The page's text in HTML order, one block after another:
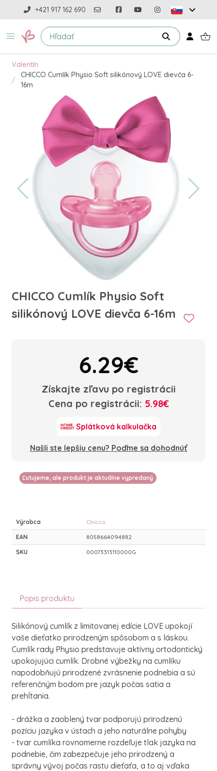
+421 917 162 690
Valentín
CHICCO Cumlík Physio Soft silikónový LOVE dievča 6-
16m
CHICCO Cumlík Physio Soft
silikónový LOVE dievča 6-16m
6.29€
Získajte zľavu po registrácii
Cena po registrácii: 5.98€
Splátková kalkulačka
Našli ste lepšiu cenu? Poďme sa dohodnúť
Ľutujeme, ale produkt je aktuálne vypredaný
Výrobca Chicco
EAN 8058664094882
SKU 00073313110000G
Popis produktu
Silikónový cumlík z limitovanej edície LOVE upokojí
vaše dieťatko prirodzeným spôsobom a s láskou.
Cumlík rady Physio predstavuje aktívny ortodontický
upokojujúci cumlík. Drobné výbežky na cumlíku
napodobňujú prirodzené zvrásnenie podnebia a sú
referenčným bodom pre jazyk počas satia a
prehĺtania.
- drážka a zaoblený tvar podporujú prirodzenú
pozíciu jazyka v ústach a jeho naturálne pohyby
- tvar cumlíka rovnomerne rozdeľuje tlak jazyka na
podnebie, čim zabezpečuje jeho prirodzený a
správny vývoj počas rastu dieťaťa, a to aj vďaka